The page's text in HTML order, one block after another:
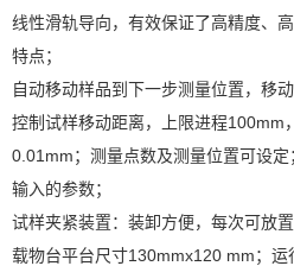
线性滑轨导向，有效保证了高精度、
特点；
自动移动样品到下一步测量位置，移
控制试样移动距离，上限进程100mm
0.01mm；测量点数及测量位置可设
输入的参数；
试样夹紧装置：装卸方便，每次可放置
载物台平台尺寸130mmx120 mm；